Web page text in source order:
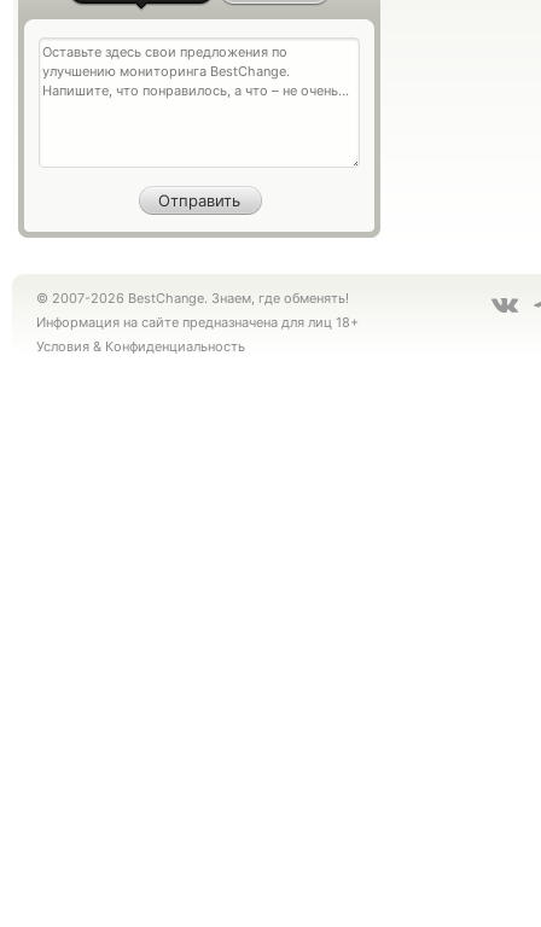
© 2007-2026 BestChange. Знаем, где обменять!
Информация на сайте предназначена для лиц 18+
Условия & Конфиденциальность